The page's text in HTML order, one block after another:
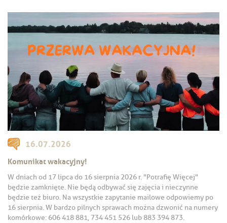
16.07.2026
Komunikat wakacyjny!
W dniach od 17 lipca do 16 sierpnia 2026 r. "Potrafię Więcej"
będzie zamknięte. Nie będą odbywać się zajęcia i nieczynne
będzie też biuro. Na wszystkie zapytanie mailowe odpowiemy po
16 sierpnia. W bardzo pilnych sprawach można dzwonić na numery
komórkowe: 606 418 881, 734 451 526 lub 883 394 873.